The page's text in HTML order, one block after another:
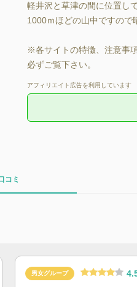
軽井沢と草津の間に位置し
1000ｍほどの山中ですので
※各サイトの特徴、注意事
必ずご覧下さい。
アフィリエイト広告を利用しています
コミ
男女グループ